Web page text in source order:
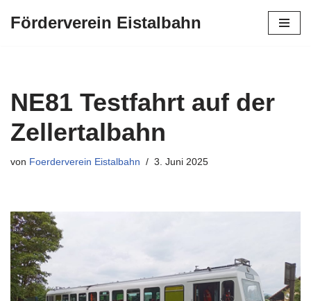
Förderverein Eistalbahn
NE81 Testfahrt auf der
Zellertalbahn
von Foerderverein Eistalbahn 3. Juni 2025